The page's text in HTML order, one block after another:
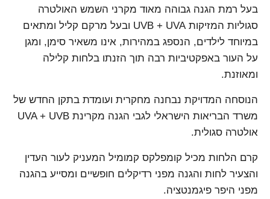
בעל רמת הגנה גבוהה מאוד מקרני השמש האולטרה
סגוליות המזיקות UVB + UVA ובעל מרקם קליל ומתאים
במיוחד לילדים, הנספג במהירות, אינו משאיר סימן, ומגן
על העור באפקטיביות רבה תוך הזנתו בלחות קלילה
ומאוזנת.
הנוסחה המדויקת נבחנה מחקרית ועומדת בתקן החדש של
משרד הבריאות הישראלי לגבי הגנה מקרינת UVA + UVB
אולטרה סגולית.
קרם הלחות מכיל קומפלקס קמומיל המעניק לעור העדין
והצעיר לחות והגנה מפני רדיקלים חופשיים ומסייע בהגנה
מפני היפר פיגמנטציה.